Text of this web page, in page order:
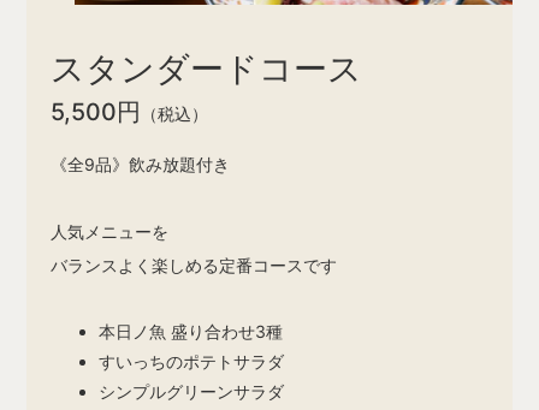
スタンダードコース
5,500円 （税込）
《全9品》飲み放題付き
人気メニューを
バランスよく楽しめる定番コースです
本日ノ魚 盛り合わせ3種
すいっちのポテトサラダ
シンプルグリーンサラダ